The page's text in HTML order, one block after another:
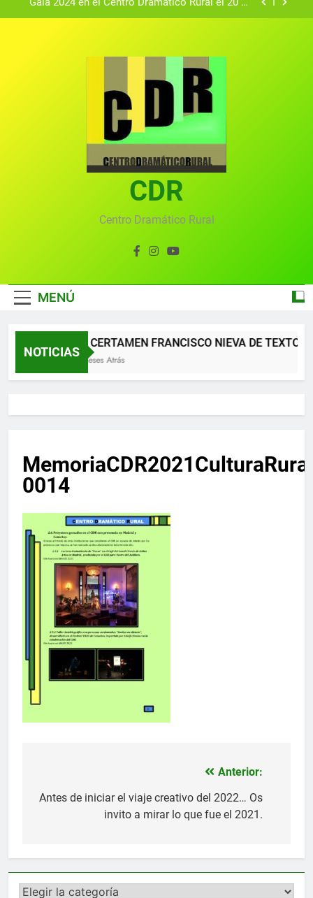
Gala 2024 en el Centro Dramático Rural el 20 de
convocado por el Centro Dramático Rural de Mira
(Cuenca)
Gala anual virtual del Centro Dramático Rural de
Gala del Centro Dramático Rural 2025
Gala 2024 en el Centro Dramático Rural el 20 de
Textos seleccionados en el VI Certamen
Francisco Nieva de piezas breves teatrales
convocado por el Centro Dramático Rural de Mira
Gala anual virtual del Centro Dramático Rural de
CDR
Centro Dramático Rural
MENÚ
NOTICIAS
XII CERTAMEN FRANCISCO NIEVA DE TEXTOS
2 Meses Atrás
0014
de
Anterior:
Antes de iniciar el viaje creativo del 2022… Os
invito a mirar lo que fue el 2021.
Categorías